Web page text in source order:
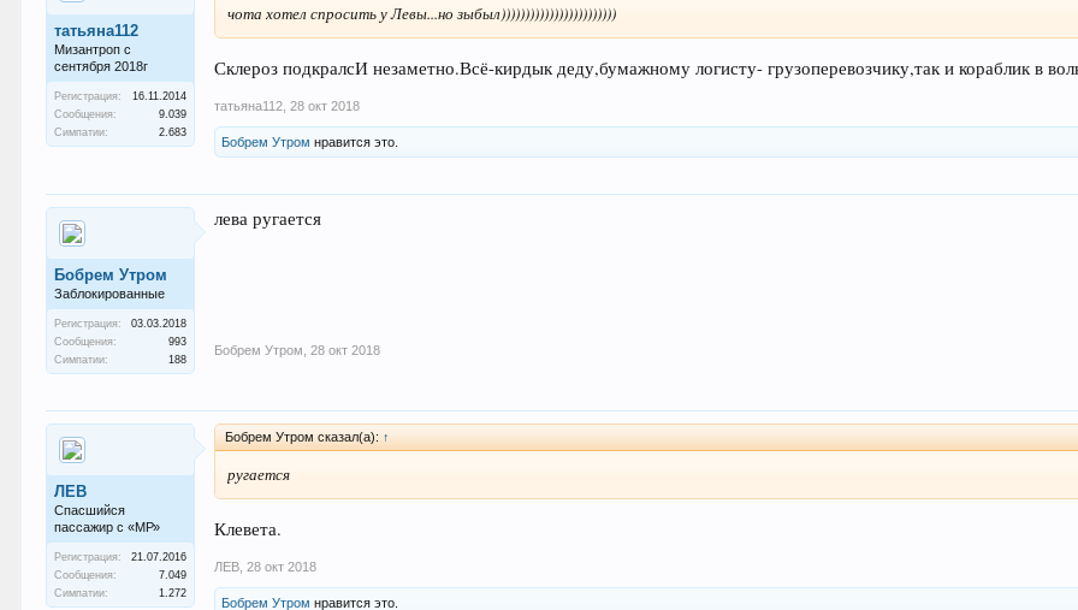
татьяна112
Мизантроп с
сентября 2018г
Регистрация:
16.11.2014
Сообщения:
9.039
Симпатии:
2.683
чота хотел спросить у Левы...но зыбыл))))))))))))))))))))))))
Склероз подкралсИ незаметно.Всё-кирдык деду,бумажному логисту- грузоперевозчику,так и кораблик в
татьяна112 28 окт 2018
Бобрем Утром нравится это.
Бобрем Утром
Заблокированные
Регистрация:
03.03.2018
Сообщения:
993
Симпатии:
188
лева ругается
Бобрем Утром 28 окт 2018
ЛEB
Спасшийся
пассажир с «МР»
Регистрация:
21.07.2016
Сообщения:
7.049
Симпатии:
1.272
Бобрем Утром сказал(а): ↑
ругается
Клевета.
ЛEB 28 окт 2018
Бобрем Утром нравится это.